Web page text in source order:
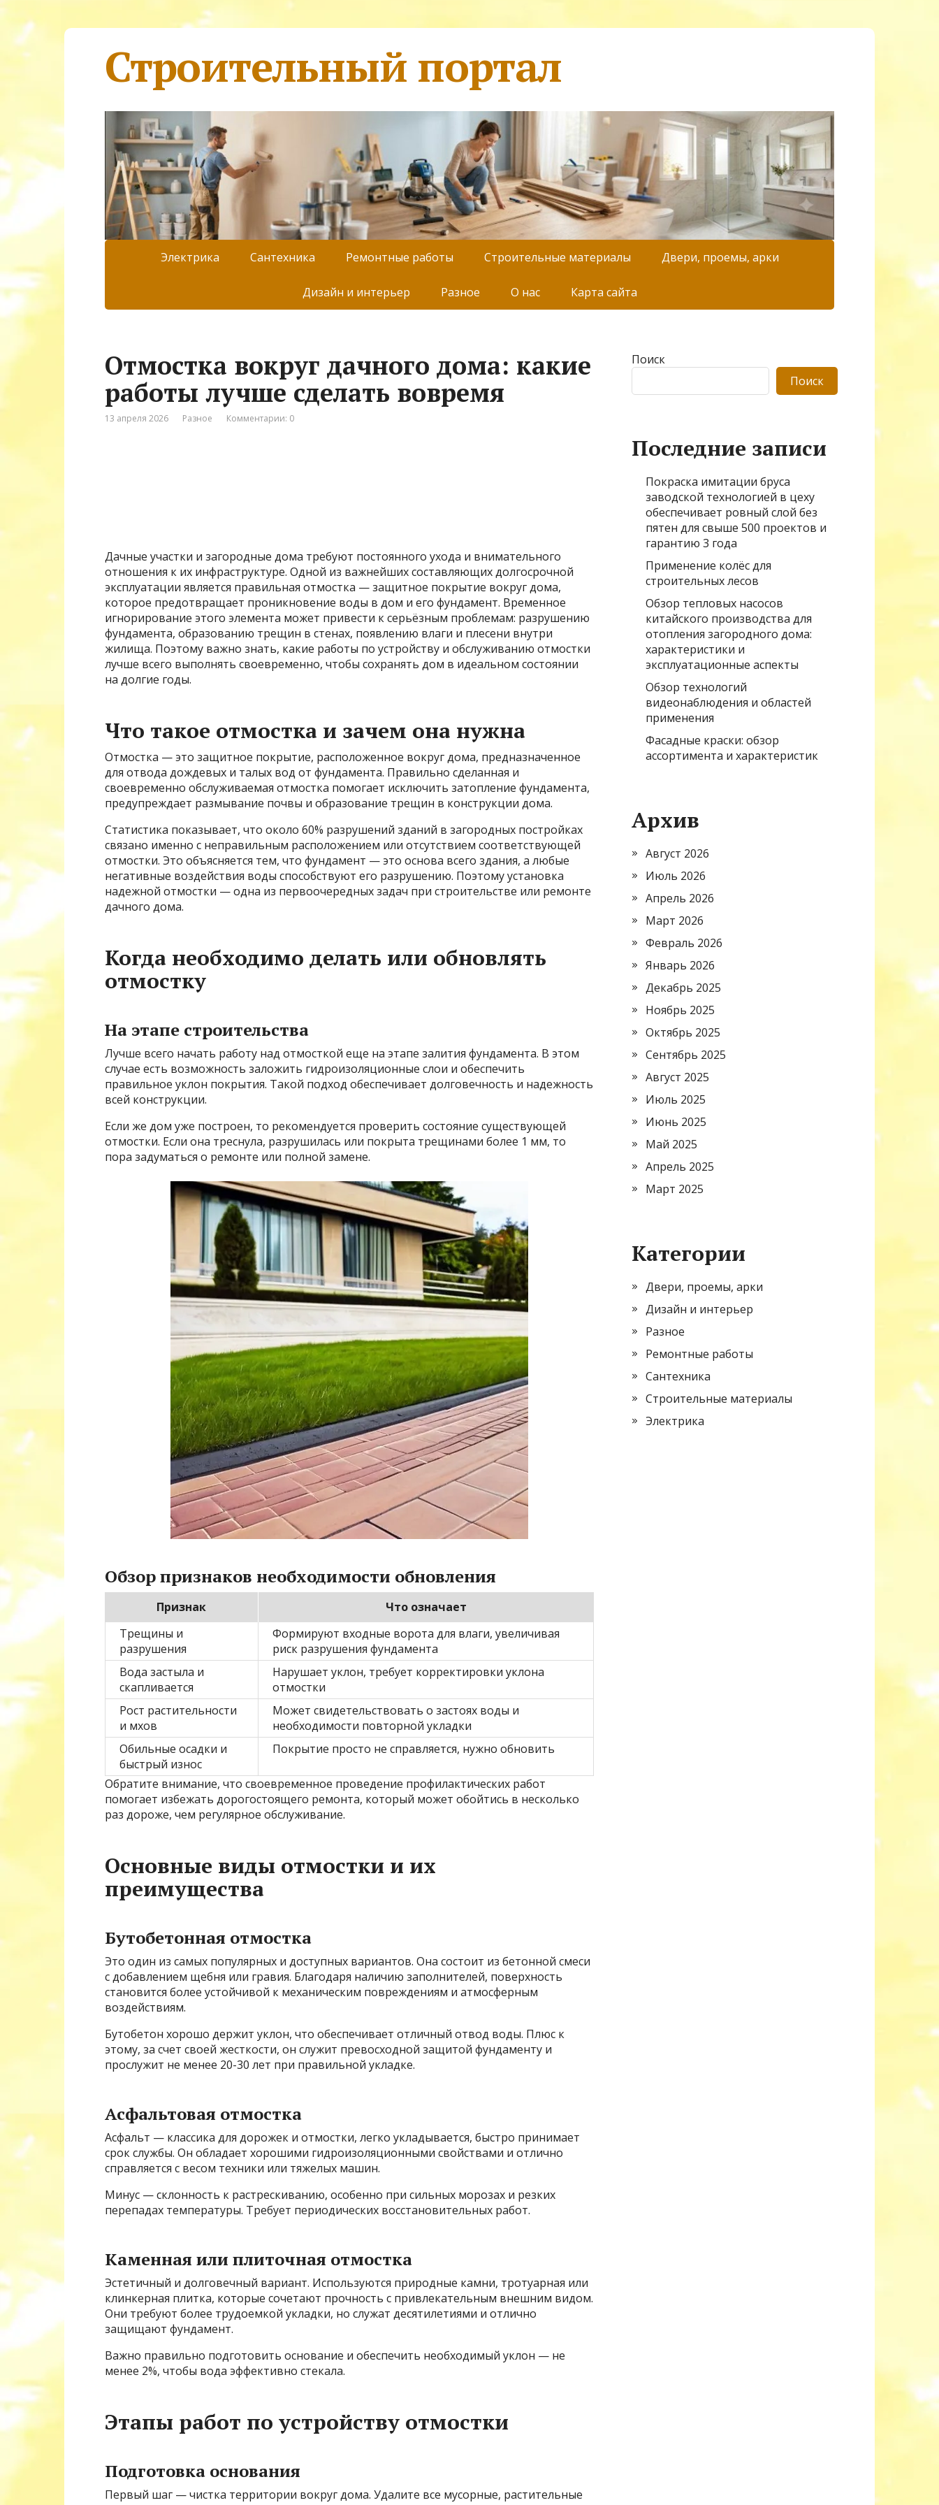
Строительный портал
Электрика Сантехника Ремонтные работы Строительные материалы Двери, проемы, арки
Дизайн и интерьер Разное О нас Карта сайта
Отмостка вокруг дачного дома: какие
работы лучше сделать вовремя
13 апреля 2026 Разное Комментарии: 0
Дачные участки и загородные дома требуют постоянного ухода и внимательного
отношения к их инфраструктуре. Одной из важнейших составляющих долгосрочной
эксплуатации является правильная отмостка — защитное покрытие вокруг дома,
которое предотвращает проникновение воды в дом и его фундамент. Временное
игнорирование этого элемента может привести к серьёзным проблемам: разрушению
фундамента, образованию трещин в стенах, появлению влаги и плесени внутри
жилища. Поэтому важно знать, какие работы по устройству и обслуживанию отмостки
лучше всего выполнять своевременно, чтобы сохранять дом в идеальном состоянии
на долгие годы.
Что такое отмостка и зачем она нужна
Отмостка — это защитное покрытие, расположенное вокруг дома, предназначенное
для отвода дождевых и талых вод от фундамента. Правильно сделанная и
своевременно обслуживаемая отмостка помогает исключить затопление фундамента,
предупреждает размывание почвы и образование трещин в конструкции дома.
Статистика показывает, что около 60% разрушений зданий в загородных постройках
связано именно с неправильным расположением или отсутствием соответствующей
отмостки. Это объясняется тем, что фундамент — это основа всего здания, а любые
негативные воздействия воды способствуют его разрушению. Поэтому установка
надежной отмостки — одна из первоочередных задач при строительстве или ремонте
дачного дома.
Когда необходимо делать или обновлять
отмостку
На этапе строительства
Лучше всего начать работу над отмосткой еще на этапе залития фундамента. В этом
случае есть возможность заложить гидроизоляционные слои и обеспечить
правильное уклон покрытия. Такой подход обеспечивает долговечность и надежность
всей конструкции.
Если же дом уже построен, то рекомендуется проверить состояние существующей
отмостки. Если она треснула, разрушилась или покрыта трещинами более 1 мм, то
пора задуматься о ремонте или полной замене.
Обзор признаков необходимости обновления
Признак
Что означает
Трещины и
разрушения
Формируют входные ворота для влаги, увеличивая
риск разрушения фундамента
Вода застыла и
скапливается
Нарушает уклон, требует корректировки уклона
отмостки
Рост растительности
и мхов
Может свидетельствовать о застоях воды и
необходимости повторной укладки
Обильные осадки и
быстрый износ
Покрытие просто не справляется, нужно обновить
Обратите внимание, что своевременное проведение профилактических работ
помогает избежать дорогостоящего ремонта, который может обойтись в несколько
раз дороже, чем регулярное обслуживание.
Основные виды отмостки и их
преимущества
Бутобетонная отмостка
Это один из самых популярных и доступных вариантов. Она состоит из бетонной смеси
с добавлением щебня или гравия. Благодаря наличию заполнителей, поверхность
становится более устойчивой к механическим повреждениям и атмосферным
воздействиям.
Бутобетон хорошо держит уклон, что обеспечивает отличный отвод воды. Плюс к
этому, за счет своей жесткости, он служит превосходной защитой фундаменту и
прослужит не менее 20-30 лет при правильной укладке.
Асфальтовая отмостка
Асфальт — классика для дорожек и отмостки, легко укладывается, быстро принимает
срок службы. Он обладает хорошими гидроизоляционными свойствами и отлично
справляется с весом техники или тяжелых машин.
Минус — склонность к растрескиванию, особенно при сильных морозах и резких
перепадах температуры. Требует периодических восстановительных работ.
Каменная или плиточная отмостка
Эстетичный и долговечный вариант. Используются природные камни, тротуарная или
клинкерная плитка, которые сочетают прочность с привлекательным внешним видом.
Они требуют более трудоемкой укладки, но служат десятилетиями и отлично
защищают фундамент.
Важно правильно подготовить основание и обеспечить необходимый уклон — не
менее 2%, чтобы вода эффективно стекала.
Этапы работ по устройству отмостки
Подготовка основания
Первый шаг — чистка территории вокруг дома. Удалите все мусорные, растительные
Поиск
Поиск
Последние записи
Покраска имитации бруса
заводской технологией в цеху
обеспечивает ровный слой без
пятен для свыше 500 проектов и
гарантию 3 года
Применение колёс для
строительных лесов
Обзор тепловых насосов
китайского производства для
отопления загородного дома:
характеристики и
эксплуатационные аспекты
Обзор технологий
видеонаблюдения и областей
применения
Фасадные краски: обзор
ассортимента и характеристик
Архив
Август 2026
Июль 2026
Апрель 2026
Март 2026
Февраль 2026
Январь 2026
Декабрь 2025
Ноябрь 2025
Октябрь 2025
Сентябрь 2025
Август 2025
Июль 2025
Июнь 2025
Май 2025
Апрель 2025
Март 2025
Категории
Двери, проемы, арки
Дизайн и интерьер
Разное
Ремонтные работы
Сантехника
Строительные материалы
Электрика